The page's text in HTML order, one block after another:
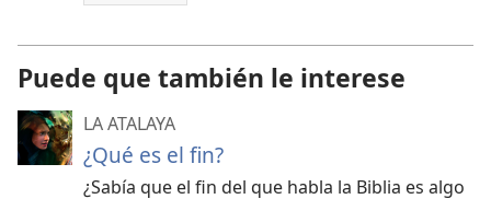
Puede que también le interese
LA ATALAYA
¿Qué es el fin?
¿Sabía que el fin del que habla la Biblia es algo